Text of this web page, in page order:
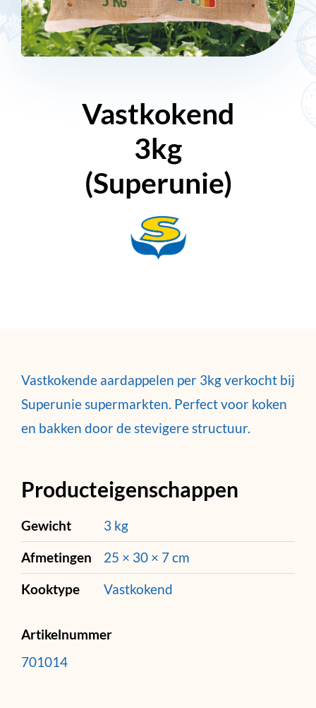
Vastkokend
3kg
(Superunie)
Vastkokende aardappelen per 3kg verkocht bij
Superunie supermarkten. Perfect voor koken
en bakken door de stevigere structuur.
Producteigenschappen
Gewicht
3 kg
Afmetingen
25 × 30 × 7 cm
Kooktype
Vastkokend
Artikelnummer
701014